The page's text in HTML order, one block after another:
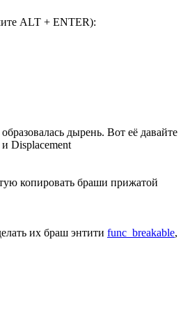
ALT + ENTER):
дырень. Вот её давайте
Displacement
копировать браши прижатой
их браш энтити func_breakable,